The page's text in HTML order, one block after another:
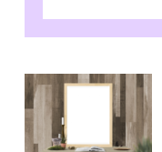
et enestående...